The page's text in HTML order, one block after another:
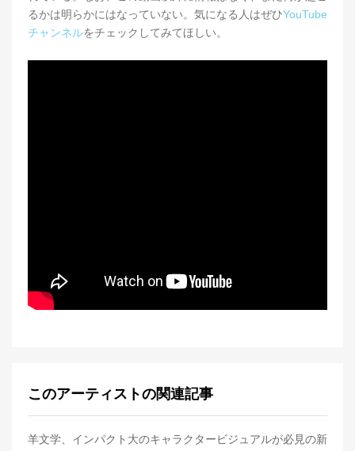
るかは明らかにはなっていない。気になる人はぜひYouTube
チャンネルをチェックしてみてほしい。
このアーティストの関連記事
羊文学、インパクト大のキャラクタービジュアルが必見の新